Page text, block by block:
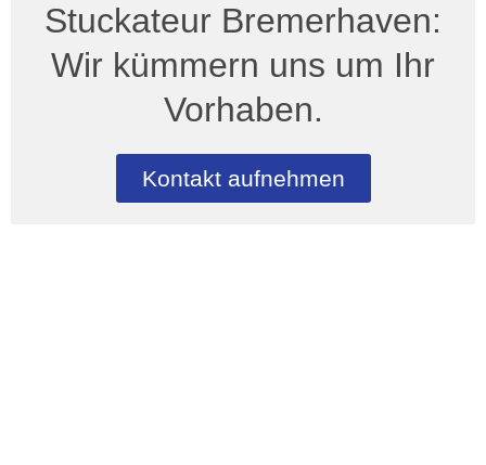
Stuckateur Bremerhaven:
Wir kümmern uns um Ihr
Vorhaben.
Kontakt aufnehmen